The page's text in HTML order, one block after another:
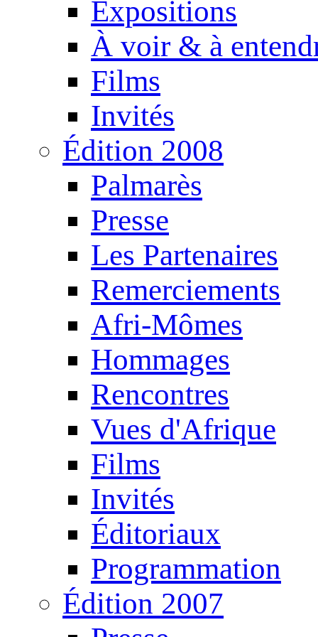
Expositions
À voir & à
Films
Invités
Édition 2008
Palmarès
Presse
Les Partenaires
Remerciements
Afri-Mômes
Hommages
Rencontres
Vues d'Afrique
Films
Invités
Éditoriaux
Programmation
Édition 2007